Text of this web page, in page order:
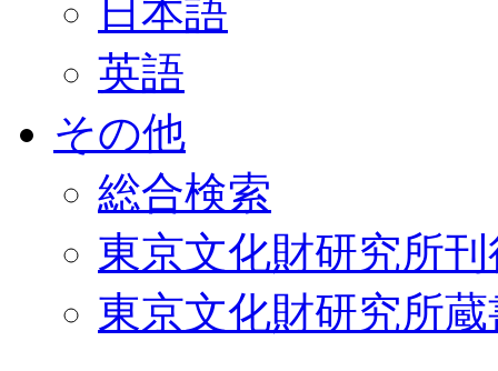
日本語
英語
その他
総合検索
東京文化財研究所
東京文化財研究所